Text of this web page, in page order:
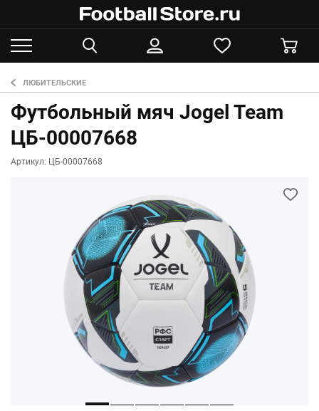
ЛЮБИТЕЛЬСКИЕ
Футбольный мяч Jogel Team
ЦБ-00007668
Артикул: ЦБ-00007668